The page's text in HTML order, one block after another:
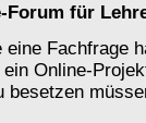
Forum für
eine Fachfrage
Online-
besetzen